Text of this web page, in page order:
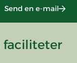
Send en e-mail
faciliteter